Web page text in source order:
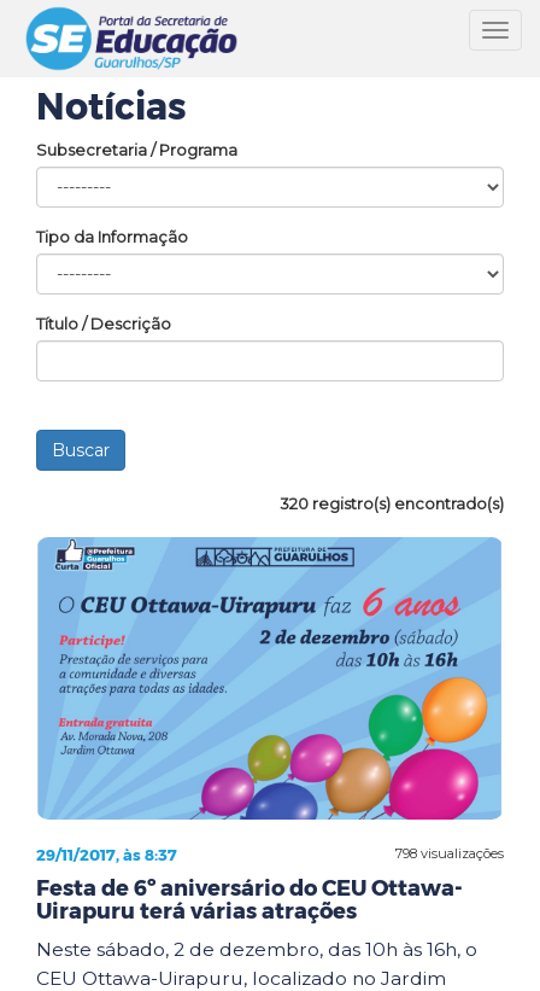
Notícias
Subsecretaria / Programa
Tipo da Informação
Título / Descrição
320 registro(s) encontrado(s)
798 visualizações
29/11/2017, às 8:37
Festa de 6º aniversário do CEU Ottawa-
Uirapuru terá várias atrações
Neste sábado, 2 de dezembro, das 10h às 16h, o
CEU Ottawa-Uirapuru, localizado no Jardim